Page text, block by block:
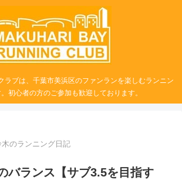
ラブは、千葉市美浜区のファンランを楽しむランニン
初心者の方のご参加も歓迎しております。
木のランニング日記
バランス【サブ3.5を目指す